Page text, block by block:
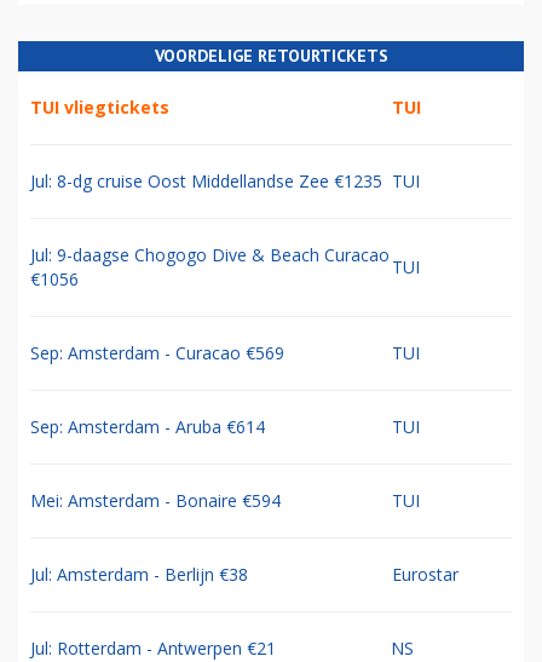
VOORDELIGE RETOURTICKETS
TUI vliegtickets TUI
Jul: 8-dg cruise Oost Middellandse Zee €1235 TUI
Jul: 9-daagse Chogogo Dive & Beach Curacao
€1056
TUI
Sep: Amsterdam - Curacao €569 TUI
Sep: Amsterdam - Aruba €614 TUI
Mei: Amsterdam - Bonaire €594 TUI
Jul: Amsterdam - Berlijn €38 Eurostar
Jul: Rotterdam - Antwerpen €21 NS